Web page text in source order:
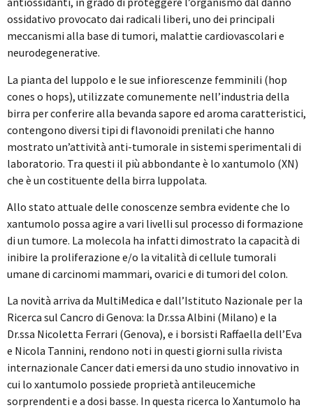
ossidativo provocato dai radicali liberi, uno dei principali
meccanismi alla base di tumori, malattie cardiovascolari e
neurodegenerative.
La pianta del luppolo e le sue infiorescenze femminili (hop
cones o hops), utilizzate comunemente nell’industria della
birra per conferire alla bevanda sapore ed aroma caratteristici,
contengono diversi tipi di flavonoidi prenilati che hanno
mostrato un’attività anti-tumorale in sistemi sperimentali di
laboratorio. Tra questi il più abbondante è lo xantumolo (XN)
che è un costituente della birra luppolata.
Allo stato attuale delle conoscenze sembra evidente che lo
xantumolo possa agire a vari livelli sul processo di formazione
di un tumore. La molecola ha infatti dimostrato la capacità di
inibire la proliferazione e/o la vitalità di cellule tumorali
umane di carcinomi mammari, ovarici e di tumori del colon.
La novità arriva da MultiMedica e dall’Istituto Nazionale per la
Ricerca sul Cancro di Genova: la Dr.ssa Albini (Milano) e la
Dr.ssa Nicoletta Ferrari (Genova), e i borsisti Raffaella dell’Eva
e Nicola Tannini, rendono noti in questi giorni sulla rivista
internazionale Cancer dati emersi da uno studio innovativo in
cui lo xantumolo possiede proprietà antileucemiche
sorprendenti e a dosi basse. In questa ricerca lo Xantumolo ha